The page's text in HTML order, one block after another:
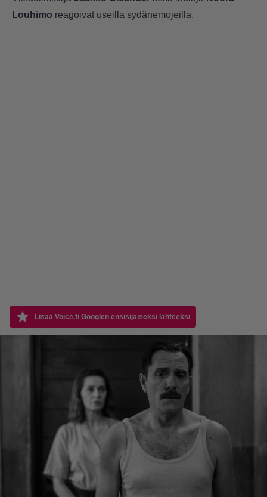
Louhimo reagoivat useilla sydänemojeilla.
Lisää Voice.fi Googlen ensisijaiseksi lähteeksi